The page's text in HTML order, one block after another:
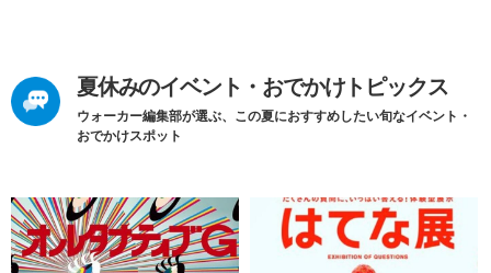
夏休みのイベント・おでかけトピックス
ウォーカー編集部が選ぶ、この夏におすすめしたい旬なイベント・
おでかけスポット